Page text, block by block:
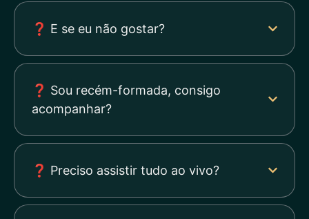
❓ E se eu não gostar?
❓ Sou recém-formada, consigo
acompanhar?
❓ Preciso assistir tudo ao vivo?